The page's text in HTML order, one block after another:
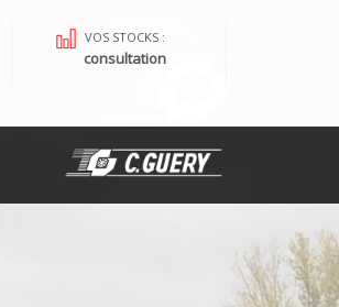
VOS STOCKS :
consultation